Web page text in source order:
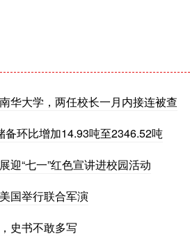
华大学，两任校长一月内接连被查
备环比增加14.93吨至2346.52吨
迎“七一”红色宣讲进校园活动
国举行联合军演
史书不敢多写